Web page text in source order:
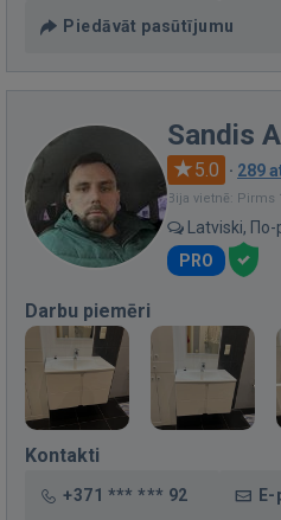
Piedāvāt pasūtījumu
Sandis
5.0 · 289
Bija vietnē: Pirms
Latviski, По-
PRO
Darbu piemēri
Kontakti
+371 *** *** 92 E-